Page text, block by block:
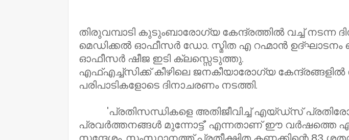
തിരുവമ്പാടി കുടുംബാരോഗ്യ കേന്ദ്രത്തിൽ വച്ച് നടന്ന
മെഡിക്കൽ ഓഫീസർ ഡോ. സ്മിത എ റഹ്മാൻ ഉദ്ഘാടനം
ഓഫീസർ ഷീജ ഇടി ക്ലസ്സെടുത്തു.
എഫ്എച്ച്സിക്ക് കീഴിലെ ജനകീയാരോഗ്യ കേന്ദ്രങ്ങളിൽ
പരിപാടികളോടെ ദിനാചരണം നടത്തി.
'പ്രതിസന്ധികളെ അതിജീവിച്ച് എയ്ഡ്സ്
പ്രവർത്തനങ്ങൾ മുന്നോട്ട്' എന്നതാണ് ഈ വർഷത്തെ